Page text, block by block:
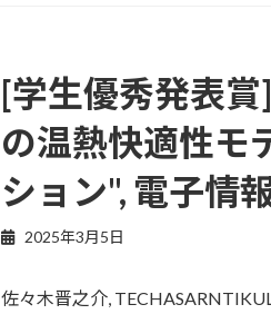
[学生優秀発表
の温熱快適性モ
ション", 電子情
2025年3月5日
佐々木晋之介,